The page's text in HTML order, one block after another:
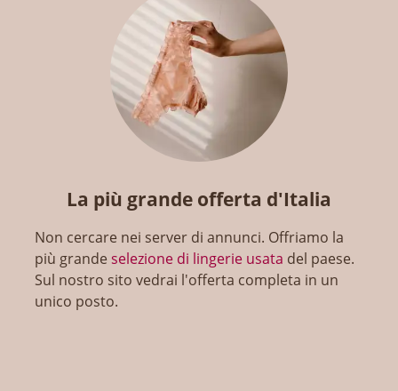
La più grande offerta d'Italia
Non cercare nei server di annunci. Offriamo la
più grandeselezione di lingerie usata del paese.
Sul nostro sito vedrai l'offerta completa in un
unico posto.